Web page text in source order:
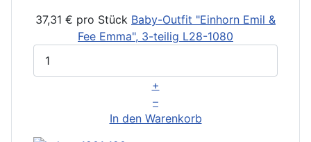
37,31 € pro Stück Baby-Outfit "Einhorn Emil &
Fee Emma", 3-teilig L28-1080
+
–
In den Warenkorb